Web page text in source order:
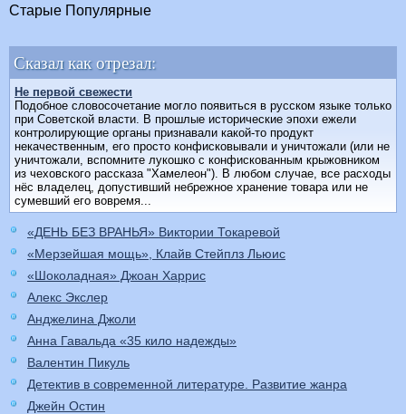
Старые Популярные
Сказал как отрезал:
Не первой свежести
Подобное словосочетание могло появиться в русском языке только
при Советской власти. В прошлые исторические эпохи ежели
контролирующие органы признавали какой-то продукт
некачественным, его просто конфисковывали и уничтожали (или не
уничтожали, вспомните лукошко с конфискованным крыжовником
из чеховского рассказа "Хамелеон"). В любом случае, все расходы
нёс владелец, допустивший небрежное хранение товара или не
сумевший его вовремя...
«ДЕНЬ БЕЗ ВРАНЬЯ» Виктории Токаревой
«Мерзейшая мощь», Клайв Стейплз Льюис
«Шоколадная» Джоан Харрис
Алекс Экслер
Анджелина Джоли
Анна Гавальда «35 кило надежды»
Валентин Пикуль
Детектив в современной литературе. Развитие жанра
Джейн Остин